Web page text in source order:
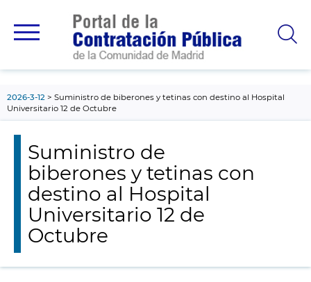
principal
2026-3-12
Suministro de biberones y tetinas con destino al Hospital
Universitario 12 de Octubre
Suministro de
biberones y tetinas con
destino al Hospital
Universitario 12 de
Octubre